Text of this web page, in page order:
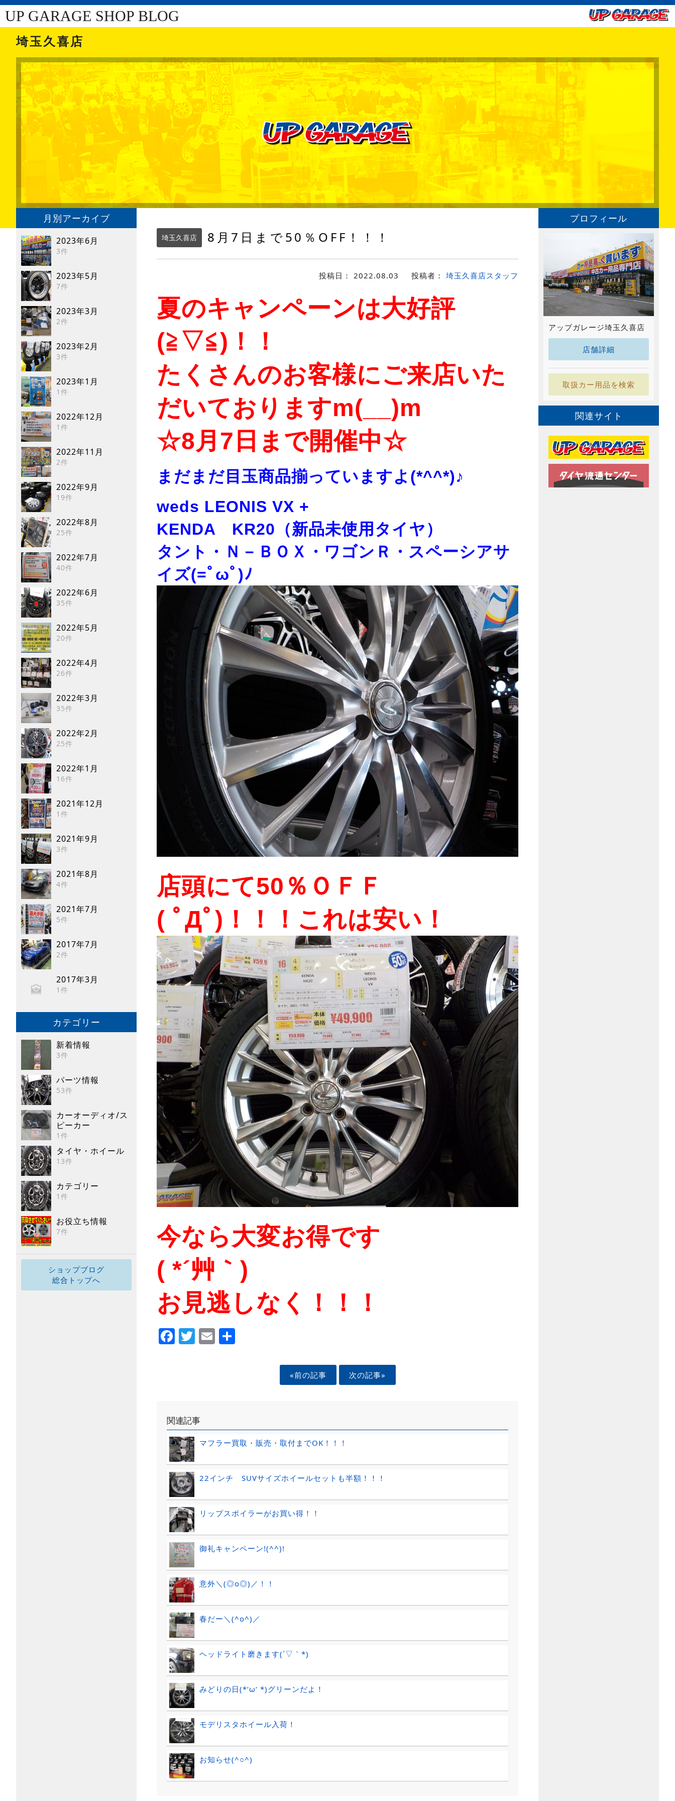
UP GARAGE SHOP BLOG
埼玉久喜店
月別アーカイブ
2023年6月
3件
2023年5月
7件
2023年3月
2件
2023年2月
3件
2023年1月
1件
2022年12月
1件
2022年11月
2件
2022年9月
19件
2022年8月
25件
2022年7月
40件
2022年6月
35件
2022年5月
20件
2022年4月
26件
2022年3月
35件
2022年2月
25件
2022年1月
16件
2021年12月
1件
2021年9月
3件
2021年8月
4件
2021年7月
5件
2017年7月
2件
2017年3月
1件
カテゴリー
新着情報
3件
パーツ情報
53件
カーオーディオ/ス
ピーカー
1件
タイヤ・ホイール
13件
カテゴリー
1件
お役立ち情報
7件
ショップブログ
総合トップへ
埼玉久喜店 8月7日まで50％OFF！！！
投稿日： 2022.08.03 投稿者： 埼玉久喜店スタッフ
夏のキャンペーンは大好評
(≧▽≦)！！
たくさんのお客様にご来店いた
だいておりますm(__)m
☆8月7日まで開催中☆
まだまだ目玉商品揃っていますよ(*^^*)♪
weds LEONIS VX +
KENDA KR20（新品未使用タイヤ）
タント・Ｎ－ＢＯＸ・ワゴンＲ・スペーシアサ
イズ(=ﾟωﾟ)ﾉ
店頭にて50％ＯＦＦ
( ﾟДﾟ)！！！これは安い！
今なら大変お得です
( *´艸｀)
お見逃しなく！！！
Facebook
Twitter
Email
«前の記事 次の記事»
関連記事
マフラー買取・販売・取付までOK！！！
22インチ SUVサイズホイールセットも半額！！！
リップスポイラーがお買い得！！
御礼キャンペーン!(^^)!
意外＼(◎o◎)／！！
春だー＼(^o^)／
ヘッドライト磨きます(´▽｀*)
みどりの日(*‘ω‘ *)グリーンだよ！
モデリスタホイール入荷！
お知らせ(^○^)
プロフィール
アップガレージ埼玉久喜店
店舗詳細
取扱カー用品を検索
関連サイト